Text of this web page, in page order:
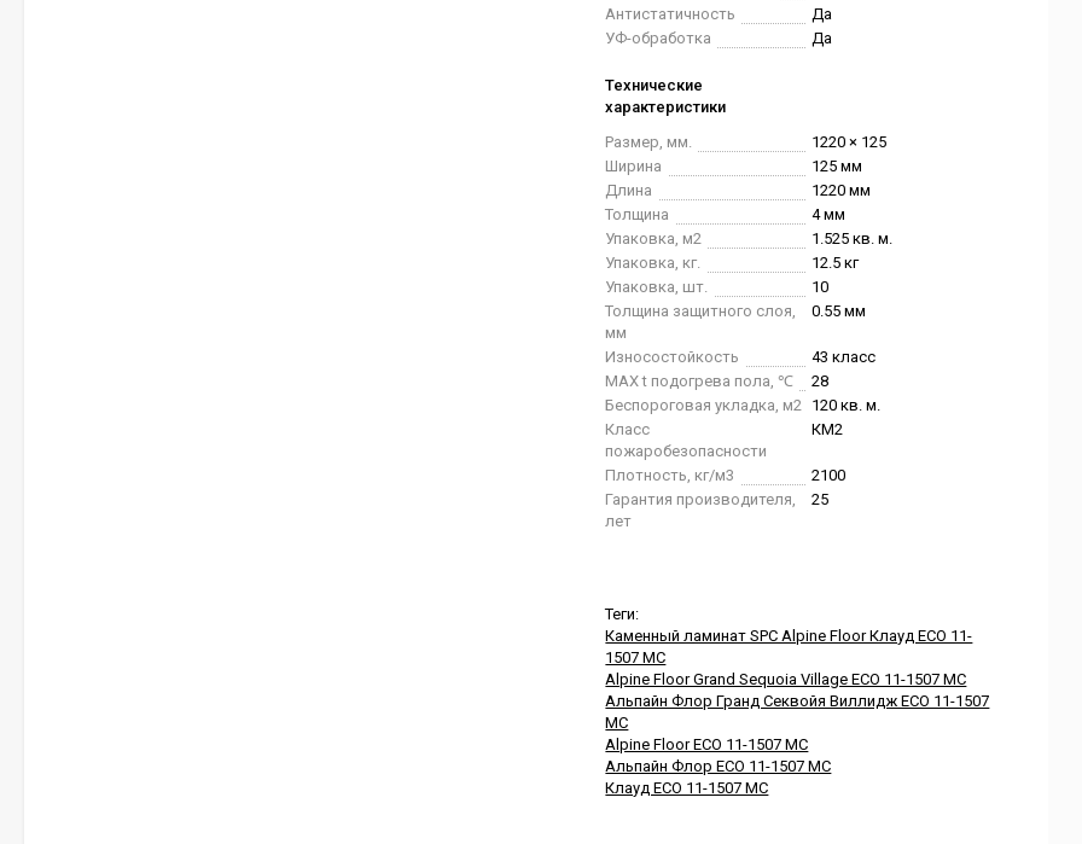
Антистатичность
Да
УФ-обработка
Да
Технические
характеристики
Размер, мм.
1220 × 125
Ширина
125 мм
Длина
1220 мм
Толщина
4 мм
Упаковка, м2
1.525 кв. м.
Упаковка, кг.
12.5 кг
Упаковка, шт.
10
Толщина защитного слоя,
мм
0.55 мм
Износостойкость
43 класс
MAX t подогрева пола, ℃
28
Беспороговая укладка, м2 120 кв. м.
Класс
пожаробезопасности
КМ2
Плотность, кг/м3
2100
Гарантия производителя,
лет
25
Теги:
Каменный ламинат SPC Alpine Floor Клауд ECO 11-
1507 MC
Alpine Floor Grand Sequoia Village ECO 11-1507 MC
Альпайн Флор Гранд Секвойя Виллидж ECO 11-1507
MC
Alpine Floor ECO 11-1507 MC
Альпайн Флор ECO 11-1507 MC
Клауд ECO 11-1507 MC